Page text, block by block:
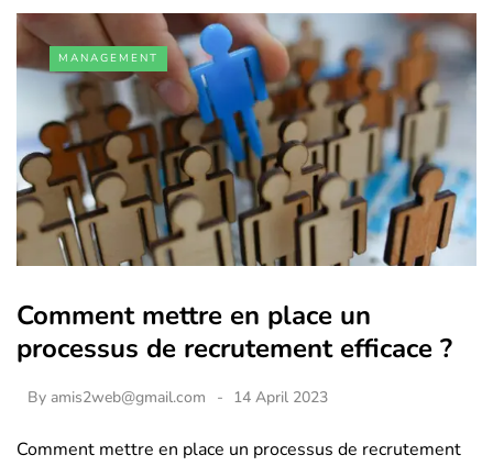
MANAGEMENT
Comment mettre en place un
processus de recrutement efficace ?
By amis2web@gmail.com 14 April 2023
Comment mettre en place un processus de recrutement